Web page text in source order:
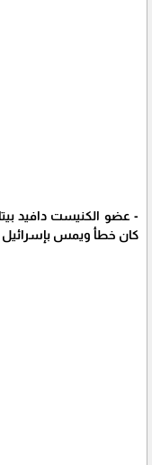
- عضو الكنيست دافيد
كان خطأ ويمس بإسرائيل